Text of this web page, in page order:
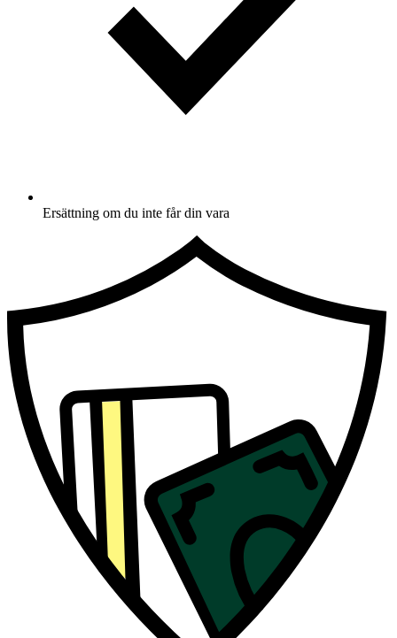
Ersättning om du inte får din vara